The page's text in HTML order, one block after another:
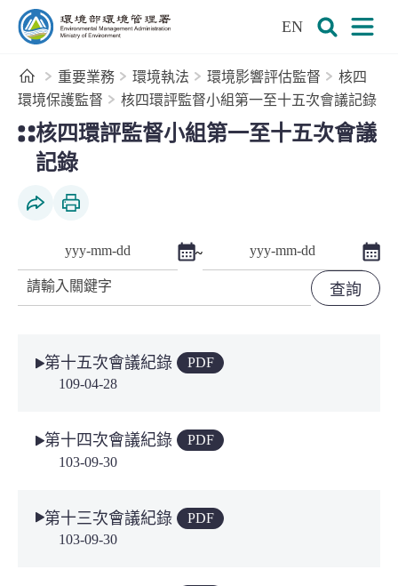
跳到主要內容區塊
EN
首頁重要業務 環境執法 環境影響評估監督
核四
環境保護監督
核四環評監督小組第一至十五次會議記錄
核四環評監督小組第一至十五次會議
記錄
查詢起日期
點擊選擇日期起日
~
查詢迄日期
點擊
關鍵字
109-04-28
第十五次會議紀錄 PDF
103-09-30
第十四次會議紀錄 PDF
103-09-30
第十三次會議紀錄 PDF